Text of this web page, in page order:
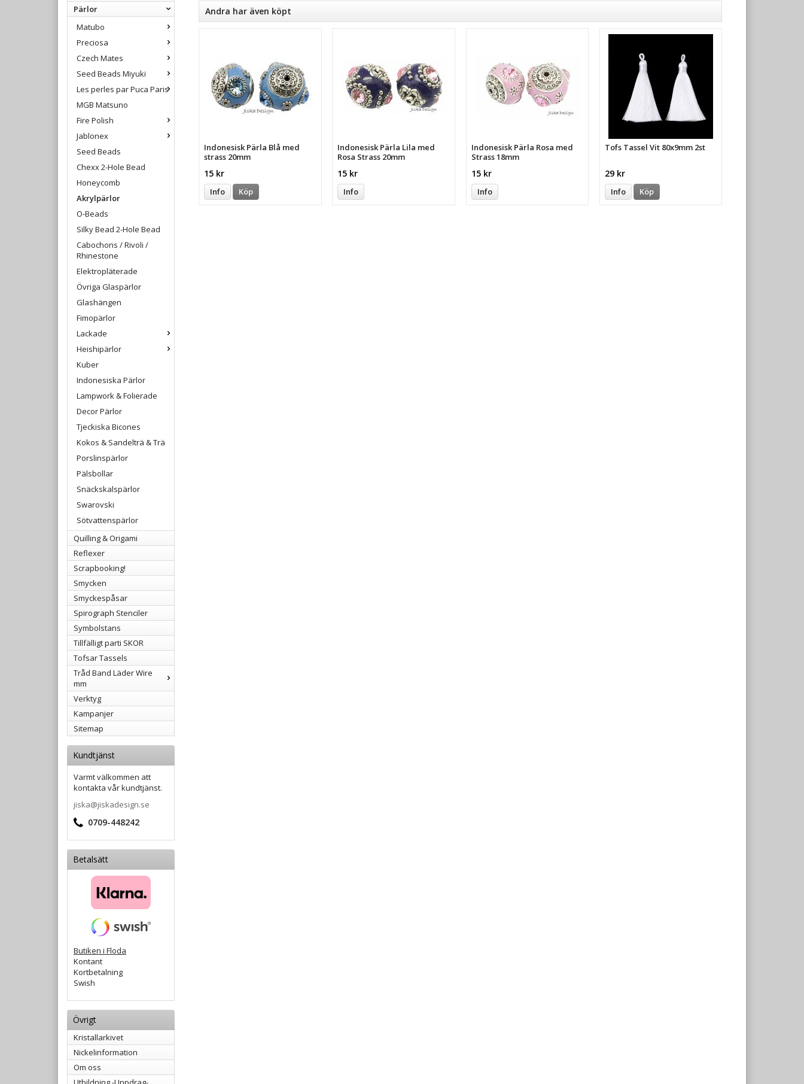
Pärlor
Matubo
Preciosa
Czech Mates
Seed Beads Miyuki
Les perles par Puca Paris
MGB Matsuno
Fire Polish
Jablonex
Seed Beads
Chexx 2-Hole Bead
Honeycomb
Akrylpärlor
O-Beads
Silky Bead 2-Hole Bead
Cabochons / Rivoli /
Rhinestone
Elektropläterade
Övriga Glaspärlor
Glashängen
Fimopärlor
Lackade
Heishipärlor
Kuber
Indonesiska Pärlor
Lampwork & Folierade
Decor Pärlor
Tjeckiska Bicones
Kokos & Sandelträ & Trä
Porslinspärlor
Pälsbollar
Snäckskalspärlor
Swarovski
Sötvattenspärlor
Quilling & Origami
Reflexer
Scrapbooking!
Smycken
Smyckespåsar
Spirograph Stenciler
Symbolstans
Tillfälligt parti SKOR
Tofsar Tassels
Tråd Band Läder Wire
mm
Verktyg
Kampanjer
Sitemap
Kundtjänst
Varmt välkommen att
kontakta vår kundtjänst.
jiska@jiskadesign.se
0709-448242
Betalsätt
Butiken i Floda
Kontant
Kortbetalning
Swish
Övrigt
Kristallarkivet
Nickelinformation
Om oss
Andra har även köpt
Indonesisk Pärla Blå med
strass 20mm
15 kr
Info Köp
Indonesisk Pärla Lila med
Rosa Strass 20mm
15 kr
Info
Indonesisk Pärla Rosa med
Strass 18mm
15 kr
Info
Tofs Tassel Vit 80x9mm 2st
29 kr
Info Köp